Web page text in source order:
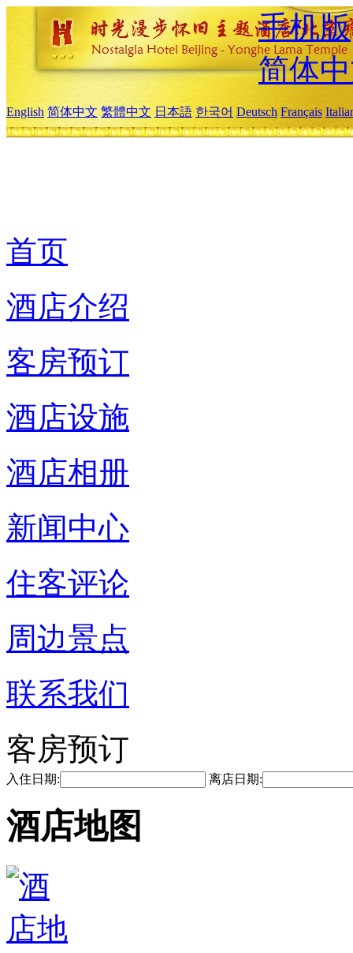
手机版
简体
English 简体中文 繁體中文 日本語 한국어 Deutsch Français
首页
酒店介绍
客房预订
酒店设施
酒店相册
新闻中心
住客评论
周边景点
联系我们
客房预订
入住日期: 离店日期:
酒店地图